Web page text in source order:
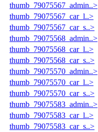
thumb_79075567_admin..>
thumb_79075567_car_l..>
thumb_79075567_car_s..>
thumb_79075568_admin..>
thumb_79075568_car_l..>
thumb_79075568_car_s..>
thumb_79075570_admin..>
thumb_79075570_car_l..>
thumb_79075570_car_s..>
thumb_79075583_admin..>
thumb_79075583_car_l..>
thumb_79075583_car_s..>